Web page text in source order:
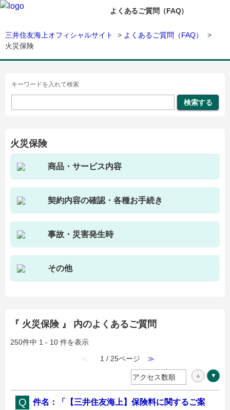
よくあるご質問（FAQ）
三井住友海上オフィシャルサイト > よくあるご質問（FAQ）
>
火災保険
キーワードを入れて検索
火災保険
商品・サービス内容
契約内容の確認・各種お手続き
事故・災害発生時
その他
『 火災保険 』 内のよくあるご質問
250件中 1 - 10 件を表示
≪
1 / 25ページ ≫
件名：「【三井住友海上】保険料に関するご案